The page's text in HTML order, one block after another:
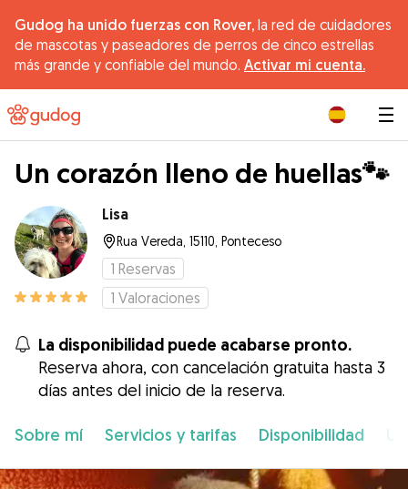
Gudog ha unido fuerzas con Rover, la red de cuidadores
de mascotas y paseadores de perros de cinco estrellas
más grande y confiable del mundo. Activar mi cuenta.
Un corazón lleno de huellas🐾
Lisa
Rua Vereda, 15110, Ponteceso
1 Reservas
1 Valoraciones
La disponibilidad puede acabarse pronto.
Reserva ahora, con cancelación gratuita hasta 3
días antes del inicio de la reserva.
Sobre mí Servicios y tarifas Disponibilidad